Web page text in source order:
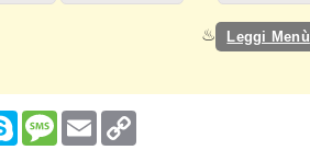
Leggi Menù
SkypeMessage
Email